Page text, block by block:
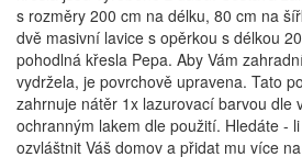
s rozměry 200 cm na délku, 80 cm na
dvě masivní lavice s opěrkou s délkou
pohodlná křesla Pepa. Aby Vám
vydržela, je povrchově upravena. Tato
zahrnuje nátěr 1x lazurovací barvou dle
ochranným lakem dle použití. Hledáte -
ozvláštnit Váš domov a přidat mu více